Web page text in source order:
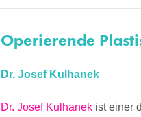
Operierende
Dr. Josef Kulhanek
Dr. Josef Kulhanek ist einer